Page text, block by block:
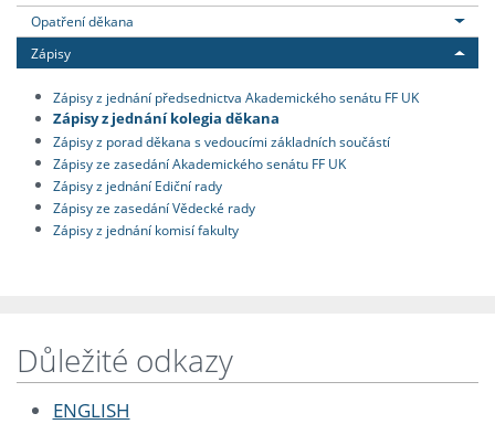
Opatření děkana
Zápisy
Zápisy z jednání předsednictva Akademického senátu FF UK
Zápisy z jednání kolegia děkana
Zápisy z porad děkana s vedoucími základních součástí
Zápisy ze zasedání Akademického senátu FF UK
Zápisy z jednání Ediční rady
Zápisy ze zasedání Vědecké rady
Zápisy z jednání komisí fakulty
Důležité odkazy
ENGLISH